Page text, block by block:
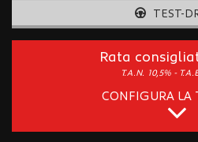
TEST-
Rata
T.A.N. 10,5% -
CONFIGURA LA
di
seguito
sull'utilità